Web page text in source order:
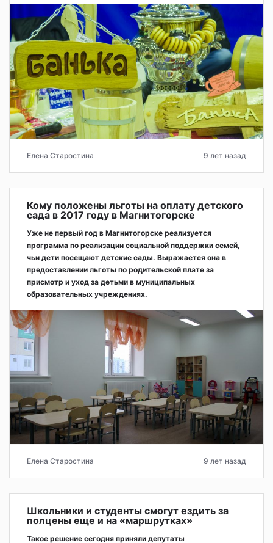
Елена Старостина 9 лет назад
Кому положены льготы на оплату детского
сада в 2017 году в Магнитогорске
Уже не первый год в Магнитогорске реализуется
программа по реализации социальной поддержки семей,
чьи дети посещают детские сады. Выражается она в
предоставлении льготы по родительской плате за
присмотр и уход за детьми в муниципальных
образовательных учреждениях.
Елена Старостина 9 лет назад
Школьники и студенты смогут ездить за
полцены еще и на «маршрутках»
Такое решение сегодня приняли депутаты